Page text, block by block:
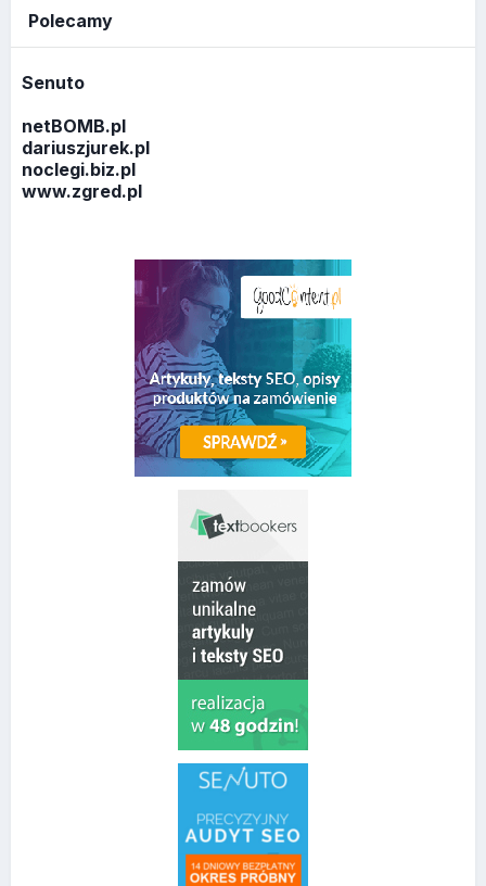
Polecamy
Senuto
netBOMB.pl
dariuszjurek.pl
noclegi.biz.pl
www.zgred.pl